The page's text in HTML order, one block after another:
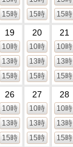
15時
15時
15時
19
10時
13時
15時
20
10時
13時
15時
21
10時
13時
15時
26
10時
13時
15時
27
10時
13時
15時
28
10時
13時
15時